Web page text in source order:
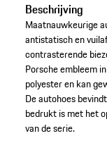
Beschrijving
Maatnauwkeurige
antistatisch en
contrasterende
Porsche embleem
polyester en kan
De autohoes
bedrukt is met het
van de serie.